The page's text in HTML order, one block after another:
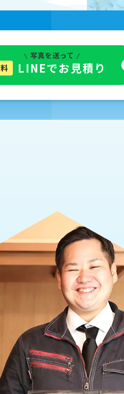
写真を送って
LINEでお見積り